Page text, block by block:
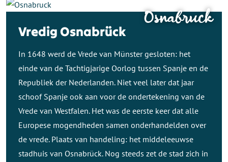
Vredig Osnabrück
In 1648 werd de Vrede van Münster gesloten: het
einde van de Tachtigjarige Oorlog tussen Spanje en de
Republiek der Nederlanden. Niet veel later dat jaar
schoof Spanje ook aan voor de ondertekening van de
Vrede van Westfalen. Het was de eerste keer dat alle
Europese mogendheden samen onderhandelden over
de vrede. Plaats van handeling: het middeleeuwse
stadhuis van Osnabrück. Nog steeds zet de stad zich in
Osnabruck